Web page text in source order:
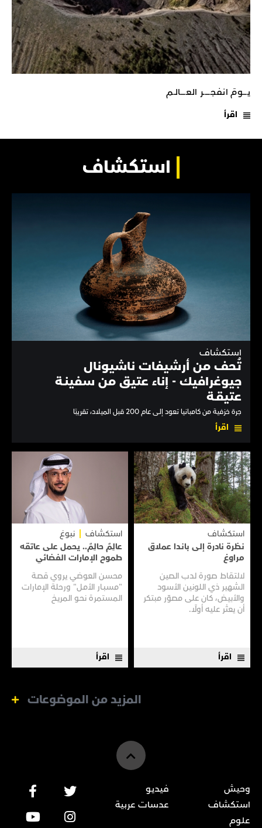
يـــومَ انفجـــــر العــــالـم
اقرأ
استكشاف
استكشاف
تُحف من أرشيفات ناشيونال
جيوغرافيك - إناء عتيق من سفينـة
عتيقـة
جرة خزفية من كامبانيا تعود إلى عام 200 قبل الميلاد، تقريبًا
اقرأ
استكشاف
نظرة نادرة إلى بانـدا عملاق
مراوغ
لالتقاط صورة لدب الصين
الشهير ذي اللونين الأسود
والأبيض، كان على مصوّر مبتكر
أن يعثر عليه أولًا.
اقرأ
استكشاف
نبوغ
عالِمٌ حالِمٌ.. يحمل على عاتقه
طموح الإمارات الفضائي
محسن العوضي يروي قصـة
"مسبـار الأمـل" ورحلة الإمارات
المستمرة نحـو المريـخ
اقرأ
المزيد من الموضوعات
وحيش
استكشاف
علوم
فيديو
عدسات عربية